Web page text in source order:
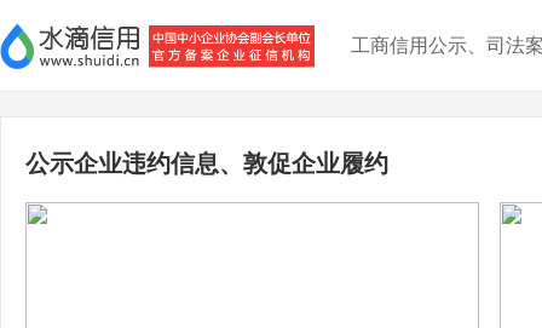
工商信用公示、司法
公示企业违约信息、敦促企业履约